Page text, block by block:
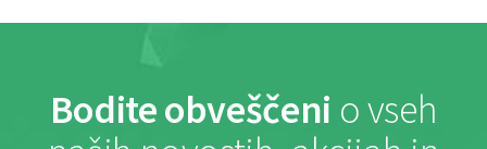
Bodite obveščeni o vseh